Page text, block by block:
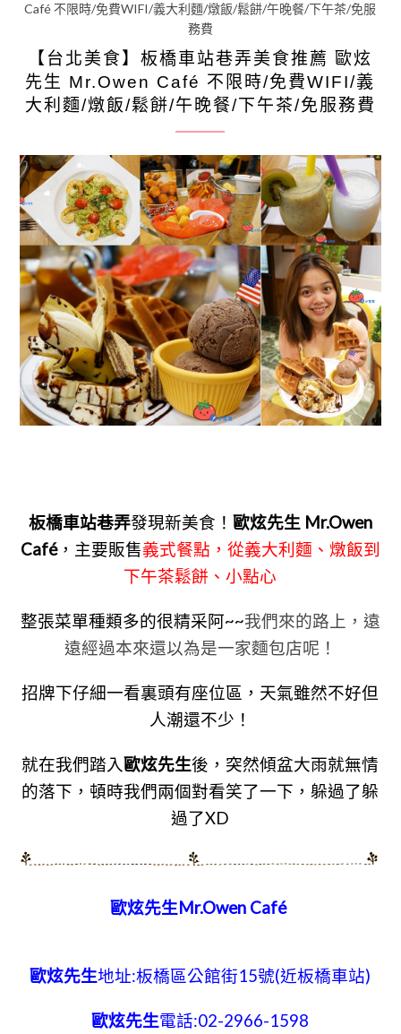
Café 不限時/免費WIFI/義大利麵/燉飯/鬆餅/午晚餐/下午茶/免服
務費
【台北美食】板橋車站巷弄美食推薦 歐炫
先生 Mr.Owen Café 不限時/免費WIFI/義
大利麵/燉飯/鬆餅/午晚餐/下午茶/免服務費
板橋車站巷弄發現新美食！ 歐炫先生 Mr.Owen
Café，主要販售義式餐點，從義大利麵、燉飯到
下午茶鬆餅、小點心
整張菜單種類多的很精采阿~~我們來的路上，遠
遠經過本來還以為是一家麵包店呢！
招牌下仔細一看裏頭有座位區，天氣雖然不好但
人潮還不少！
就在我們踏入歐炫先生後，突然傾盆大雨就無情
的落下，頓時我們兩個對看笑了一下，躲過了躲
過了XD
歐炫先生Mr.Owen Café
歐炫先生地址:板橋區公館街15號(近板橋車站)
歐炫先生電話:02-2966-1598